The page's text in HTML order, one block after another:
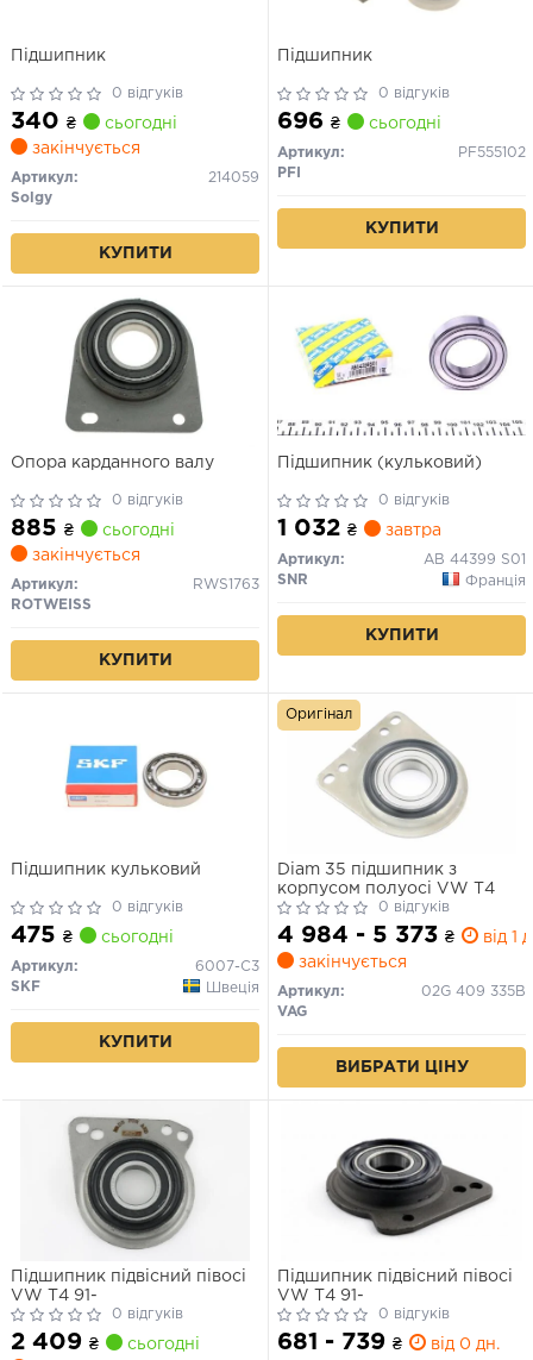
Підшипник
0 відгуків
340 ₴
сьогодні
закінчується
Артикул:
214059
Solgy
КУПИТИ
Підшипник
0 відгуків
696 ₴ сьогодні
Артикул:
PF555102
PFI
КУПИТИ
Опора карданного валу
0 відгуків
885 ₴
сьогодні
закінчується
Артикул:
RWS1763
ROTWEISS
КУПИТИ
Підшипник (кульковий)
0 відгуків
1 032 ₴ завтра
Артикул:
AB 44399 S01
SNR
Франція
КУПИТИ
Підшипник кульковий
0 відгуків
475 ₴ сьогодні
Артикул:
6007-C3
SKF
Швеція
КУПИТИ
Diam 35 пiдшипник з
корпусом полуосi VW T4
0 відгуків
4 984 - 5 373 ₴
від 1
закінчується
Артикул:
02G 409 335B
VAG
ВИБРАТИ ЦІНУ
Оригінал
Підшипник підвісний півосі
VW T4 91-
0 відгуків
2 409 ₴
сьогодні
Підшипник підвісний півосі
VW T4 91-
0 відгуків
681 - 739 ₴ від 0 дн.